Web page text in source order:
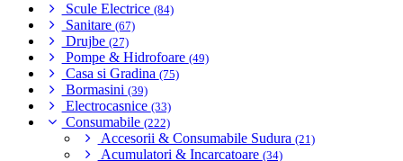
Scule Electrice (84)
Sanitare (67)
Drujbe (27)
Pompe & Hidrofoare (49)
Casa si Gradina (75)
Bormasini (39)
Electrocasnice (33)
Consumabile (222)
Accesorii & Consumabile Sudura (21)
Acumulatori & Incarcatoare (34)